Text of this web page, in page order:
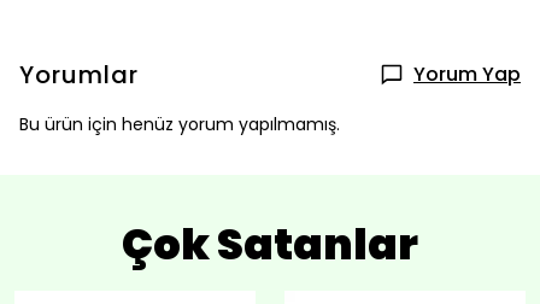
Yorumlar Yorum Yap
Bu ürün için henüz yorum yapılmamış.
Çok Satanlar